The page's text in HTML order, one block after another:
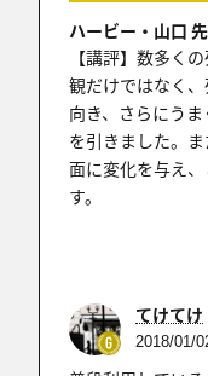
ハービー・山口
【講評】数多く
観だけではなく
向き、さらにう
を引きました。
面に変化を与え
す。
てけてけ
2018/01/